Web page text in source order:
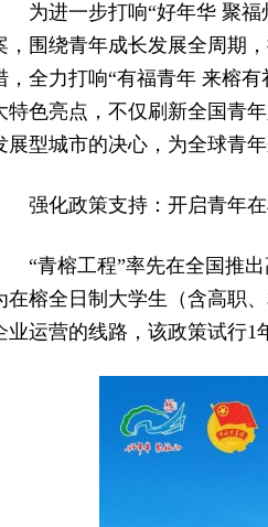
为进一步打响“好年华 聚
，围绕青年成长发展全周期
，全力打响“有福青年 来榕
特色亮点，不仅刷新全国青
展型城市的决心，为全球青
强化政策支持：开启青年
“青榕工程”率先在全国推
在榕全日制大学生（含高职
业运营的线路，该政策试行1